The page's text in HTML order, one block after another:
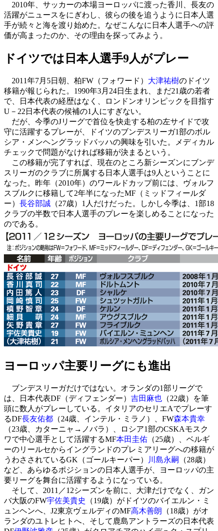
2010年、サッカーの本場ヨーロッパに渡った香川、長友の
活躍がニュースをにぎわし、彼らの後を追うように日本人選
手が続々と海を渡り始めた。なぜこんなに日本人選手への評
価が高まったのか、その理由を探ってみよう。
ドイツでは日本人選手9人がプレー
2011年7月5日朝、柏FW（フォワード） 大津祐樹のドイツ
移籍が報じられた。1990年3月24日生まれ、まだ21歳の若者
で、日本代表の経歴はなく、ロンドンオリンピックを目指す
U－22日本代表の候補の1人にすぎない。
だが、今季のJリーグで首位を快走する柏の左サイドで攻
守に活躍するプレーが、ドイツのブンデスリーガ1部のボル
シア・メンヘングラッドバッハの興味を引いた。メディカル
チェックで問題がなければ移籍が決まるという。
この移籍が完了すれば、現在のところ新シーズンにブンデ
スリーガのクラブに所属する日本人選手は9人ということに
なった。昨年（2010年）のワールドカップ前には、ヴォルフ
スブルクに移籍して2年半になったMF（ミッドフィールダ
ー） 長谷部誠 （27歳）1人だけだった。しかし今季は、1部18
クラブの半数で日本人選手のプレーを楽しめることになった
のである。
ヨーロッパ主要リーグにも進出
ブンデスリーガだけではない。オランダの1部リーグで
は、日本代表DF（ディフェンダー） 吉田麻也 （22歳）を筆
頭に数人がプレーしている。イタリアのセリエAでプレーす
るDF長友佑都 （24歳、インテル・ミラノ）、FW森本貴幸
（23歳、カターニャ→ノバラ）、ロシア1部のCSKAモスク
ワで中心選手として活躍するMF本田圭佑 （25歳）、ベルギ
ーのリールセからイングランドのプレミアリーグへの移籍が
うわさされているGK（ゴールキーパー）
川島永嗣
（28歳）
など、あらゆるポジションの日本人選手が、ヨーロッパの主
要リーグを舞台に活躍するようになっている。
そして、2011／12シーズンを前に、大津だけでなく、ガン
バ大阪のFW宇佐美貴史
（19歳）がドイツのバイエルン・ミ
ュンヘンへ、J2東京ヴェルディのMF高木善朗 （18歳）がオ
ランダのユトレヒトへ、そして鹿島アントラーズの日本代表